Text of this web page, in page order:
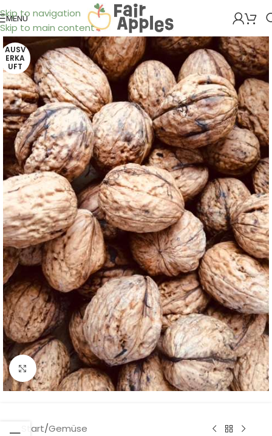
Skip to navigation
Skip to main content
MENÜ
AUSV
ERKA
UFT
Klick zum Vergrößern
Start/Gemüse